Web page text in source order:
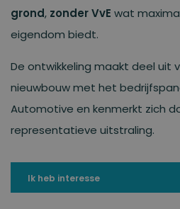
VERKOCHT
grond, zonder VvE wat
eigendom biedt.
De ontwikkeling maakt deel uit
nieuwbouw met het
Automotive en kenmerkt zich
representatieve uitstraling.